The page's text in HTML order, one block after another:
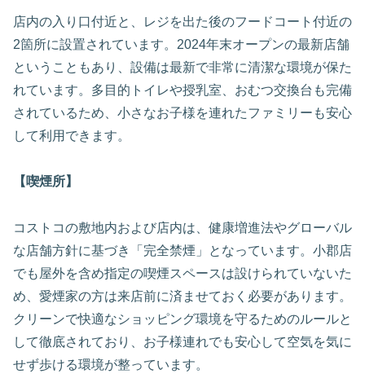
店内の入り口付近と、レジを出た後のフードコート付近の
2箇所に設置されています。2024年末オープンの最新店舗
ということもあり、設備は最新で非常に清潔な環境が保た
れています。多目的トイレや授乳室、おむつ交換台も完備
されているため、小さなお子様を連れたファミリーも安心
して利用できます。
【喫煙所】
コストコの敷地内および店内は、健康増進法やグローバル
な店舗方針に基づき「完全禁煙」となっています。小郡店
でも屋外を含め指定の喫煙スペースは設けられていないた
め、愛煙家の方は来店前に済ませておく必要があります。
クリーンで快適なショッピング環境を守るためのルールと
して徹底されており、お子様連れでも安心して空気を気に
せず歩ける環境が整っています。